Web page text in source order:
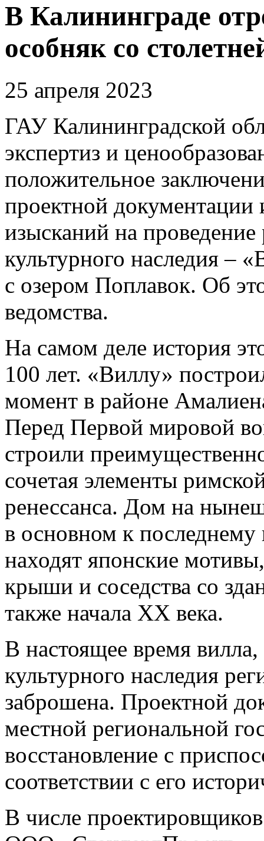
В Калининграде
особняк со
25 апреля 2023
ГАУ Калининградской
экспертиз и
положительное
проектной документации
изысканий на
культурного наследия –
с озером Поплавок. Об
ведомства.
На самом деле история
100 лет. «Виллу»
момент в районе
Перед Первой мировой
строили
сочетая элементы
ренессанса. Дом на
в основном к
находят японские
крыши и соседства со
также начала ХХ века.
В настоящее время
культурного наследия
заброшена. Проектной
местной региональной
восстановление с
соответствии с его
В числе